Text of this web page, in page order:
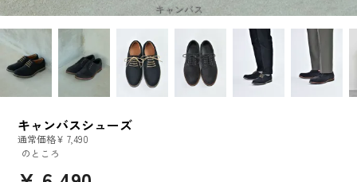
キャンバス
キャンバスシューズ
通常価格¥ 7,490
のところ